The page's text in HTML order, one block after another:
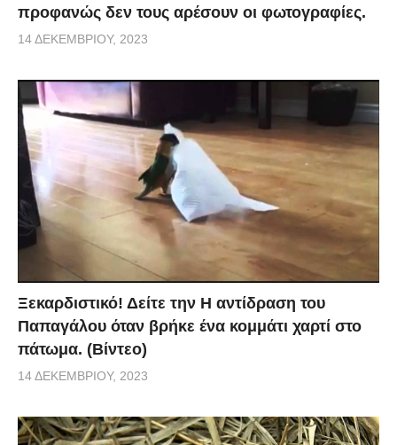
προφανώς δεν τους αρέσουν οι φωτογραφίες.
14 ΔΕΚΕΜΒΡΊΟΥ, 2023
Ξεκαρδιστικό! Δείτε την Η αντίδραση του
Παπαγάλου όταν βρήκε ένα κομμάτι χαρτί στο
πάτωμα. (Βίντεο)
14 ΔΕΚΕΜΒΡΊΟΥ, 2023